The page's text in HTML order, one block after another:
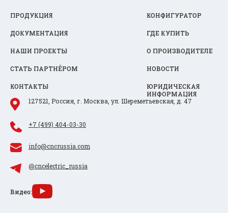
ПРОДУКЦИЯ КОНФИГУРАТОР
ДОКУМЕНТАЦИЯ ГДЕ КУПИТЬ
НАШИ ПРОЕКТЫ О ПРОИЗВОДИТЕЛЕ
СТАТЬ ПАРТНЁРОМ НОВОСТИ
КОНТАКТЫ
ЮРИДИЧЕСКАЯ
ИНФОРМАЦИЯ
127521, Россия, г. Москва, ул. Шереметьевская, д. 47
+7 (499) 404-03-30
info@cncrussia.com
@cncelectric_russia
Видео: